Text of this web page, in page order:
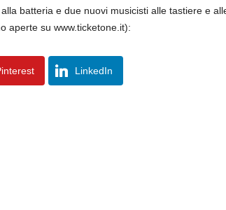
batteria e due nuovi musicisti alle tastiere e
aperte su www.ticketone.it):
LinkedIn